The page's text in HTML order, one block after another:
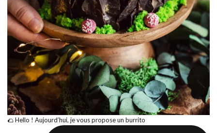
🌮 Hello ! Aujourd’hui, je vous propose un burrito